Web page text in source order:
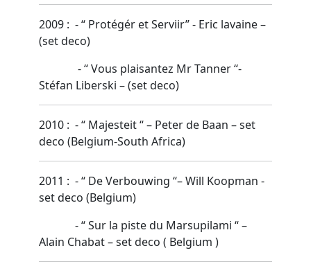
2009 : - “ Protégér et Serviir” - Eric lavaine –
(set deco)
- “ Vous plaisantez Mr Tanner “-
Stéfan Liberski – (set deco)
2010 : - “ Majesteit “ – Peter de Baan – set
deco (Belgium-South Africa)
2011 : - “ De Verbouwing “– Will Koopman -
set deco (Belgium)
- “ Sur la piste du Marsupilami “ –
Alain Chabat – set deco ( Belgium )